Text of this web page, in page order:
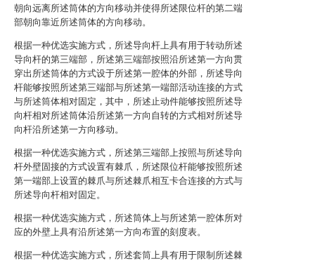
朝向远离所述筒体的方向移动并使得所述限位杆的第二端
部朝向靠近所述筒体的方向移动。
根据一种优选实施方式，所述导向杆上具有用于转动所述
导向杆的第三端部，所述第三端部按照沿所述第一方向贯
穿出所述筒体的方式设于所述第一腔体的外部，所述导向
杆能够按照所述第三端部与所述第一端部活动连接的方式
与所述筒体相对固定，其中，所述止动件能够按照所述导
向杆相对所述筒体沿所述第一方向自转的方式相对所述导
向杆沿所述第一方向移动。
根据一种优选实施方式，所述第三端部上按照与所述导向
杆外壁固接的方式设置有棘爪，所述限位杆能够按照所述
第一端部上设置的棘爪与所述棘爪相互卡合连接的方式与
所述导向杆相对固定。
根据一种优选实施方式，所述筒体上与所述第一腔体所对
应的外壁上具有沿所述第一方向布置的刻度表。
根据一种优选实施方式，所述套筒上具有用于限制所述棘